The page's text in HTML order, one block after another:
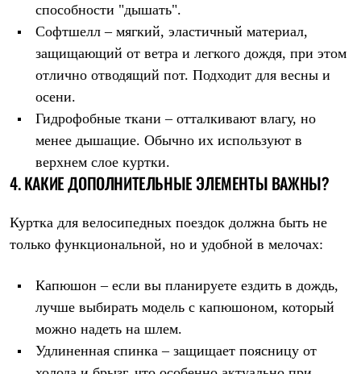
Комбинированные
С синтетическим утеплителем
Аксессуары для спальников
Сумки и баулы
Кошельки
Сумки
Гермомешки
Полезные аксессуары
Коврики
Обувь
Сапоги
Мужская обувь
Кроссовки
Гамаши и бахилы
Гамаши
Бахилы
Тапочки и чуни
способности "дышать".
Софтшелл – мягкий, эластичный материал,
защищающий от ветра и легкого дождя, при этом
отлично отводящий пот. Подходит для весны и
осени.
Гидрофобные ткани – отталкивают влагу, но
менее дышащие. Обычно их используют в
верхнем слое куртки.
4. КАКИЕ ДОПОЛНИТЕЛЬНЫЕ ЭЛЕМЕНТЫ ВАЖНЫ?
Куртка для велосипедных поездок должна быть не
только функциональной, но и удобной в мелочах:
Капюшон – если вы планируете ездить в дождь,
лучше выбирать модель с капюшоном, который
можно надеть на шлем.
Удлиненная спинка – защищает поясницу от